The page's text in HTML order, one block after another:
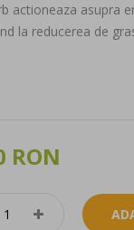
actioneaza asupra
la reducerea de
RON